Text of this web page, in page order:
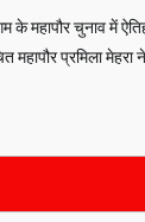
के महापौर चुनाव में
महापौर प्रमिला मेहरा ने